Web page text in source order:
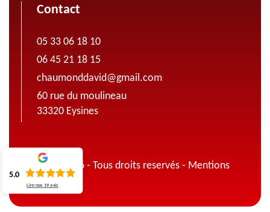
Contact
05 33 06 18 10
06 45 21 18 15
chaumonddavid@gmail.com
60 rue du moulineau
33320 Eysines
© 2022 - 2026 - Tous droits reservés - Mentions
légales
5.0
Lire nos 19 avis